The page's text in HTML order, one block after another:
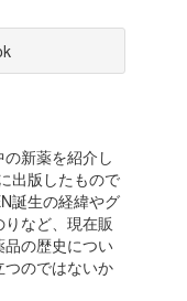
新薬を紹介し
出版したもので
誕生の経緯やグ
など、現在販
の歴史につい
のではないか